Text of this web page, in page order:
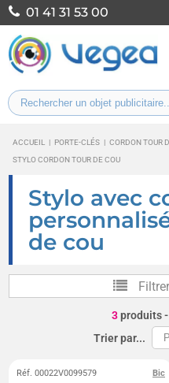
01 41 31 53 00
ACCUEIL | PORTE-CLÉS | CORDON TOUR
STYLO CORDON TOUR DE COU
Stylo avec
de cou
3produits-
Trier par...
Bic
Réf. 00022V0099579